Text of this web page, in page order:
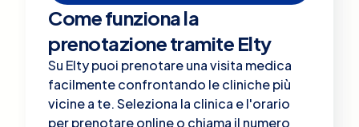
Come funziona la
prenotazione tramite Elty
Su Elty puoi prenotare una visita medica
facilmente confrontando le cliniche più
vicine a te. Seleziona la clinica e l'orario
per prenotare online o chiama il numero